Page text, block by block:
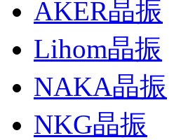
AKER晶振
Lihom晶振
NAKA晶振
NKG晶振